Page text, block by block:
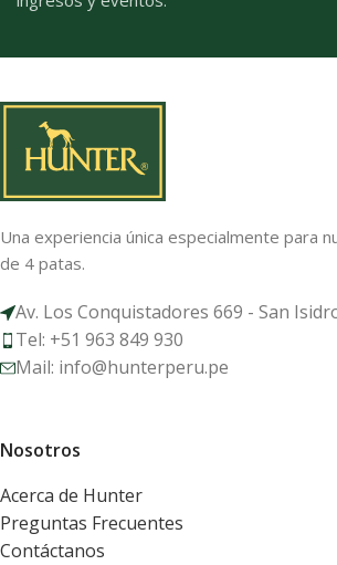
Una experiencia única especialmente para
de 4 patas.
Av. Los Conquistadores 669 - San
Tel: +51 963 849 930
Mail: info@hunterperu.pe
Nosotros
Acerca de Hunter
Preguntas Frecuentes
Contáctanos